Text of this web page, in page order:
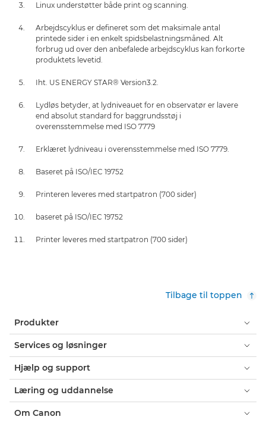
Linux understøtter både print og scanning.
Arbejdscyklus er defineret som det maksimale antal
printede sider i en enkelt spidsbelastningsmåned. Alt
forbrug ud over den anbefalede arbejdscyklus kan forkorte
produktets levetid.
Iht. US ENERGY STAR® Version3.2.
Lydløs betyder, at lydniveauet for en observatør er lavere
end absolut standard for baggrundsstøj i
overensstemmelse med ISO 7779
Erklæret lydniveau i overensstemmelse med ISO 7779.
Baseret på ISO/IEC 19752
Printeren leveres med startpatron (700 sider)
baseret på ISO/IEC 19752
Printer leveres med startpatron (700 sider)
Tilbage til toppen
Produkter
Services og løsninger
Hjælp og support
Læring og uddannelse
Om Canon